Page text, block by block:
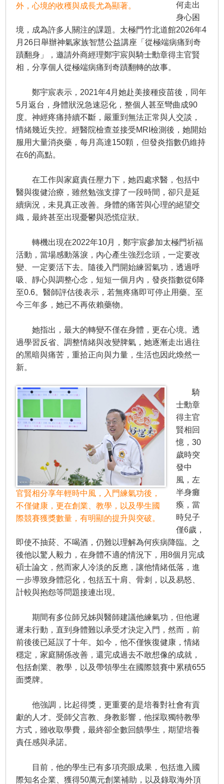
外，心境的收穫與成長尤為顯著。
何走出
身心困
境，成為許多人關注的課題。太極門竹北道館2026年4
月26日舉辦神氣家族智慧公益講座「從極端病痛到奇
蹟翻身」，邀請外商經理鄭宇宸與騎士勳章得主官賢
相，分享個人從極端病痛到奇蹟翻轉的故事。
鄭宇宸表示，2021年4月她赴美接種疫苗後，同年
5月返台，身體狀況急速惡化，整個人甚至彎曲成90
度。神經疼痛持續不斷，嚴重到無法正常與人交談，
情緒幾近失控。經醫院檢查並接受MRI檢測後，她開始
服用大量消炎藥，每月高達150顆，但發炎指數仍維持
在6的高點。
在工作與家庭責任壓力下，她四處求醫，包括中
醫與復健治療，雖然勉強支撐了一段時間，卻只是延
續病況，未見真正改善。身體的痛苦與心理的絕望交
織，最終甚至出現憂鬱與恐慌症狀。
轉機出現在2022年10月，鄭宇宸參加太極門祈福
活動，當場感動落淚，內心產生強烈念頭，一定要改
變、一定要活下去。隨後入門開始練習氣功，透過呼
吸、靜心與調整心念，短短一個月內，發炎指數從6降
至0.6。醫師評估後表示，若無疼痛即可停止用藥。至
今三年多，她已不再依賴藥物。
她指出，最大的轉變不僅在身體，更在心境。透
過學習反省、調整情緒與改變脾氣，她逐漸走出過往
的黑暗與痛苦，重拾正向與力量，生活也因此煥然一
新。
官賢相分享年輕時中風，入門練氣功後，
不僅健康，更在創業、教學，以及學生國
際競賽獲獎數量，有明顯的提升與突破。
騎
士勳章
得主官
賢相回
憶，30
歲時突
發中
風，左
半身癱
瘓，當
時兒子
僅6歲，
即使不抽菸、不喝酒，仍難以理解為何疾病降臨。之
後他以驚人毅力，在身體不適的情況下，用8個月完成
碩士論文，然而家人冷淡的反應，讓他情緒低落，進
一步導致身體惡化，包括五十肩、骨刺，以及易怒、
計較與抱怨等問題接連出現。
期間有多位師兄姊與醫師建議他練氣功，但他遲
遲未行動，直到身體難以承受才決定入門，然而，前
前後後已延誤了十年。如今，他不僅恢復健康，情緒
穩定，家庭關係改善，還完成過去不敢想像的成就，
包括創業、教學，以及帶領學生在國際競賽中累積655
面獎牌。
他強調，比起得獎，更重要的是培養對社會有貢
獻的人才。受師父言教、身教影響，他採取獨特教學
方式，雖收取學費，最終卻全數回饋學生，期望培養
責任感與承諾。
目前，他的學生已有多項亮眼成果，包括進入國
際知名企業、獲得50萬元創業補助，以及錄取海外頂